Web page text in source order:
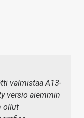
valmistaa A13-
versio aiemmin
ollut